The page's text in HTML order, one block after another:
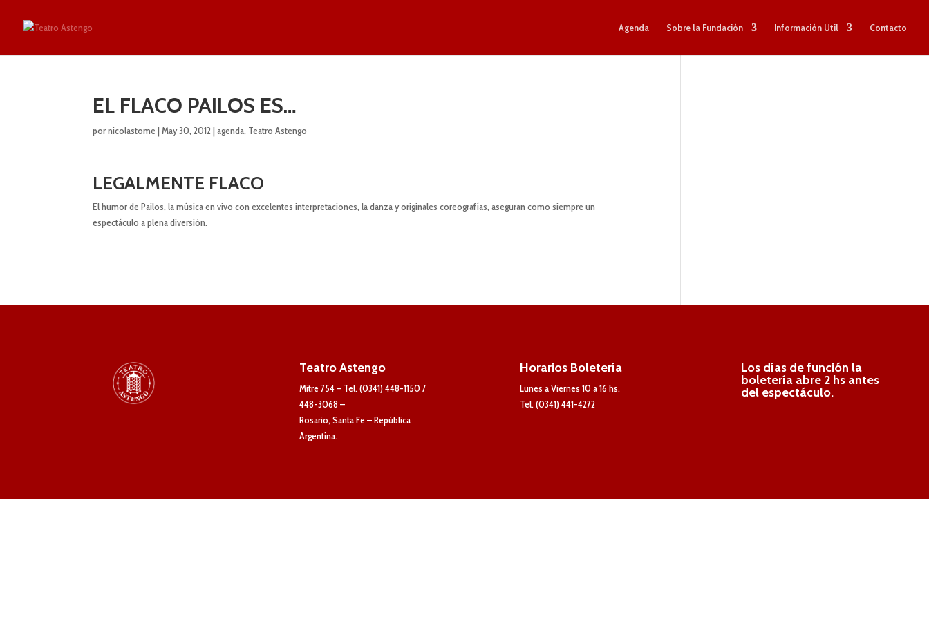
Agenda Sobre la Fundación Información Util Contacto
EL FLACO PAILOS ES…
pornicolastome |May 30, 2012 |agenda, Teatro Astengo
LEGALMENTE FLACO
El humor de Pailos, la música en vivo con excelentes interpretaciones, la danza y originales coreografías, aseguran como siempre un
espectáculo a plena diversión.
Teatro Astengo
Mitre 754 – Tel. (0341) 448-1150 /
448-3068 –
Rosario, Santa Fe – República
Argentina.
Horarios Boletería
Lunes a Viernes 10 a 16 hs.
Tel. (0341) 441-4272
Los días de función la
boletería abre 2 hs antes
del espectáculo.